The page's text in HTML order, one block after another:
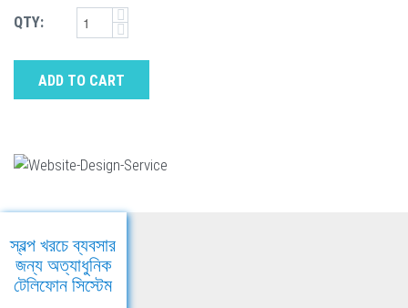
QTY:
ADD TO CART
স্বল্প খরচে ব্যবসার
জন্য অত্যাধুনিক
টেলিফোন সিস্টেম